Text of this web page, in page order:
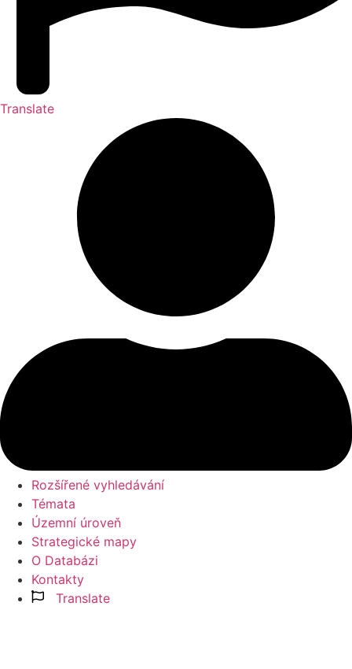
Translate
Rozšířené vyhledávání
Témata
Územní úroveň
Strategické mapy
O Databázi
Kontakty
Translate